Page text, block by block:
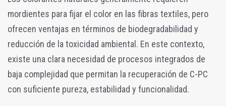
mordientes para fijar el color en las fibras textiles, pero
ofrecen ventajas en términos de biodegradabilidad y
reducción de la toxicidad ambiental. En este contexto,
existe una clara necesidad de procesos integrados de
baja complejidad que permitan la recuperación de C-PC
con suficiente pureza, estabilidad y funcionalidad.